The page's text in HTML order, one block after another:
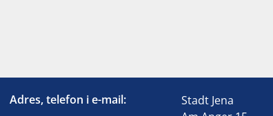
Adres, telefon i e-mail:
Stadt Jena